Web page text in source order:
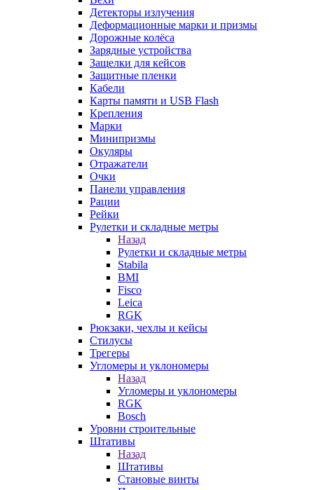
Детекторы излучения
Деформационные марки и призмы
Дорожные колёса
Зарядные устройства
Защелки для кейсов
Защитные пленки
Кабели
Карты памяти и USB Flash
Крепления
Марки
Минипризмы
Окуляры
Отражатели
Очки
Панели управления
Рации
Рейки
Рулетки и складные метры
Назад
Рулетки и складные метры
Stabila
BMI
Fisco
Leica
RGK
Рюкзаки, чехлы и кейсы
Стилусы
Трегеры
Угломеры и уклономеры
Назад
Угломеры и уклономеры
RGK
Bosch
Уровни строительные
Штативы
Назад
Штативы
Становые винты